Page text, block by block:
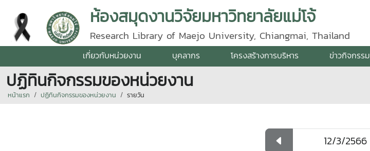
ห้องสมุดงานวิจัยมหาวิทยาลัยแม่โจ้
Research Library of Maejo University, Chiangmai, Thailand
เกี่ยวกับหน่วยงาน บุคลากร โครงสร้างการบริหาร ข่าวกิจกรรม
ปฏิทินกิจกรรมของหน่วยงาน
หน้าแรก ปฏิทินกิจกรรมของหน่วยงาน รายวัน